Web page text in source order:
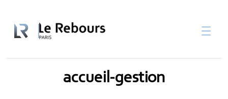
contenu

accueil-gestion